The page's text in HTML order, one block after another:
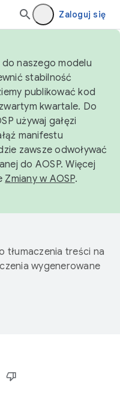
Zaloguj się
naszego modelu
stabilność
publikować kod
kwartale. Do
używaj gałęzi
manifestu
zawsze odwoływać
do AOSP. Więcej
Zmiany w AOSP.
tłumaczenia treści na
wygenerowane